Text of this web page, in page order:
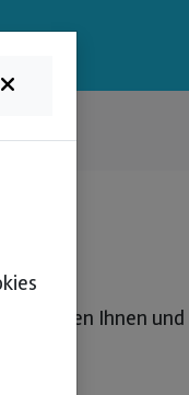
zwischen Ihnen